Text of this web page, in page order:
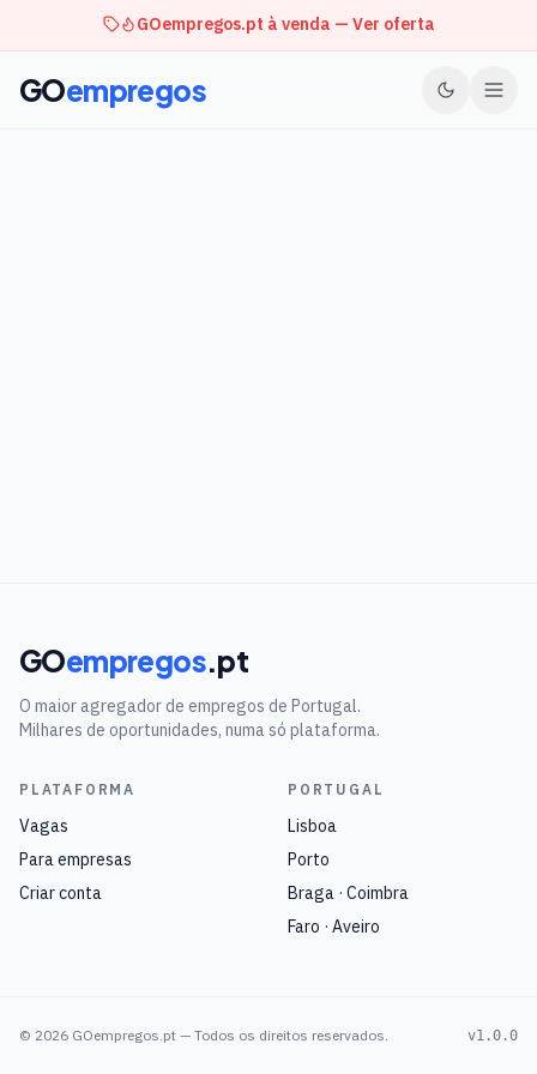
GOempregos.pt à venda — Ver oferta
GOempregos
GOempregos.pt
O maior agregador de empregos de Portugal.
Milhares de oportunidades, numa só plataforma.
PLATAFORMA
Vagas
Para empresas
Criar conta
PORTUGAL
Lisboa
Porto
Braga · Coimbra
Faro · Aveiro
© 2026 GOempregos.pt — Todos os direitos reservados. v1.0.0